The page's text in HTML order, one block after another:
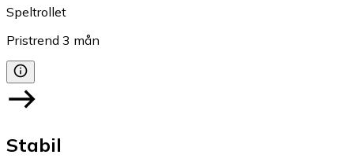
Speltrollet
Pristrend 3 mån
Stabil